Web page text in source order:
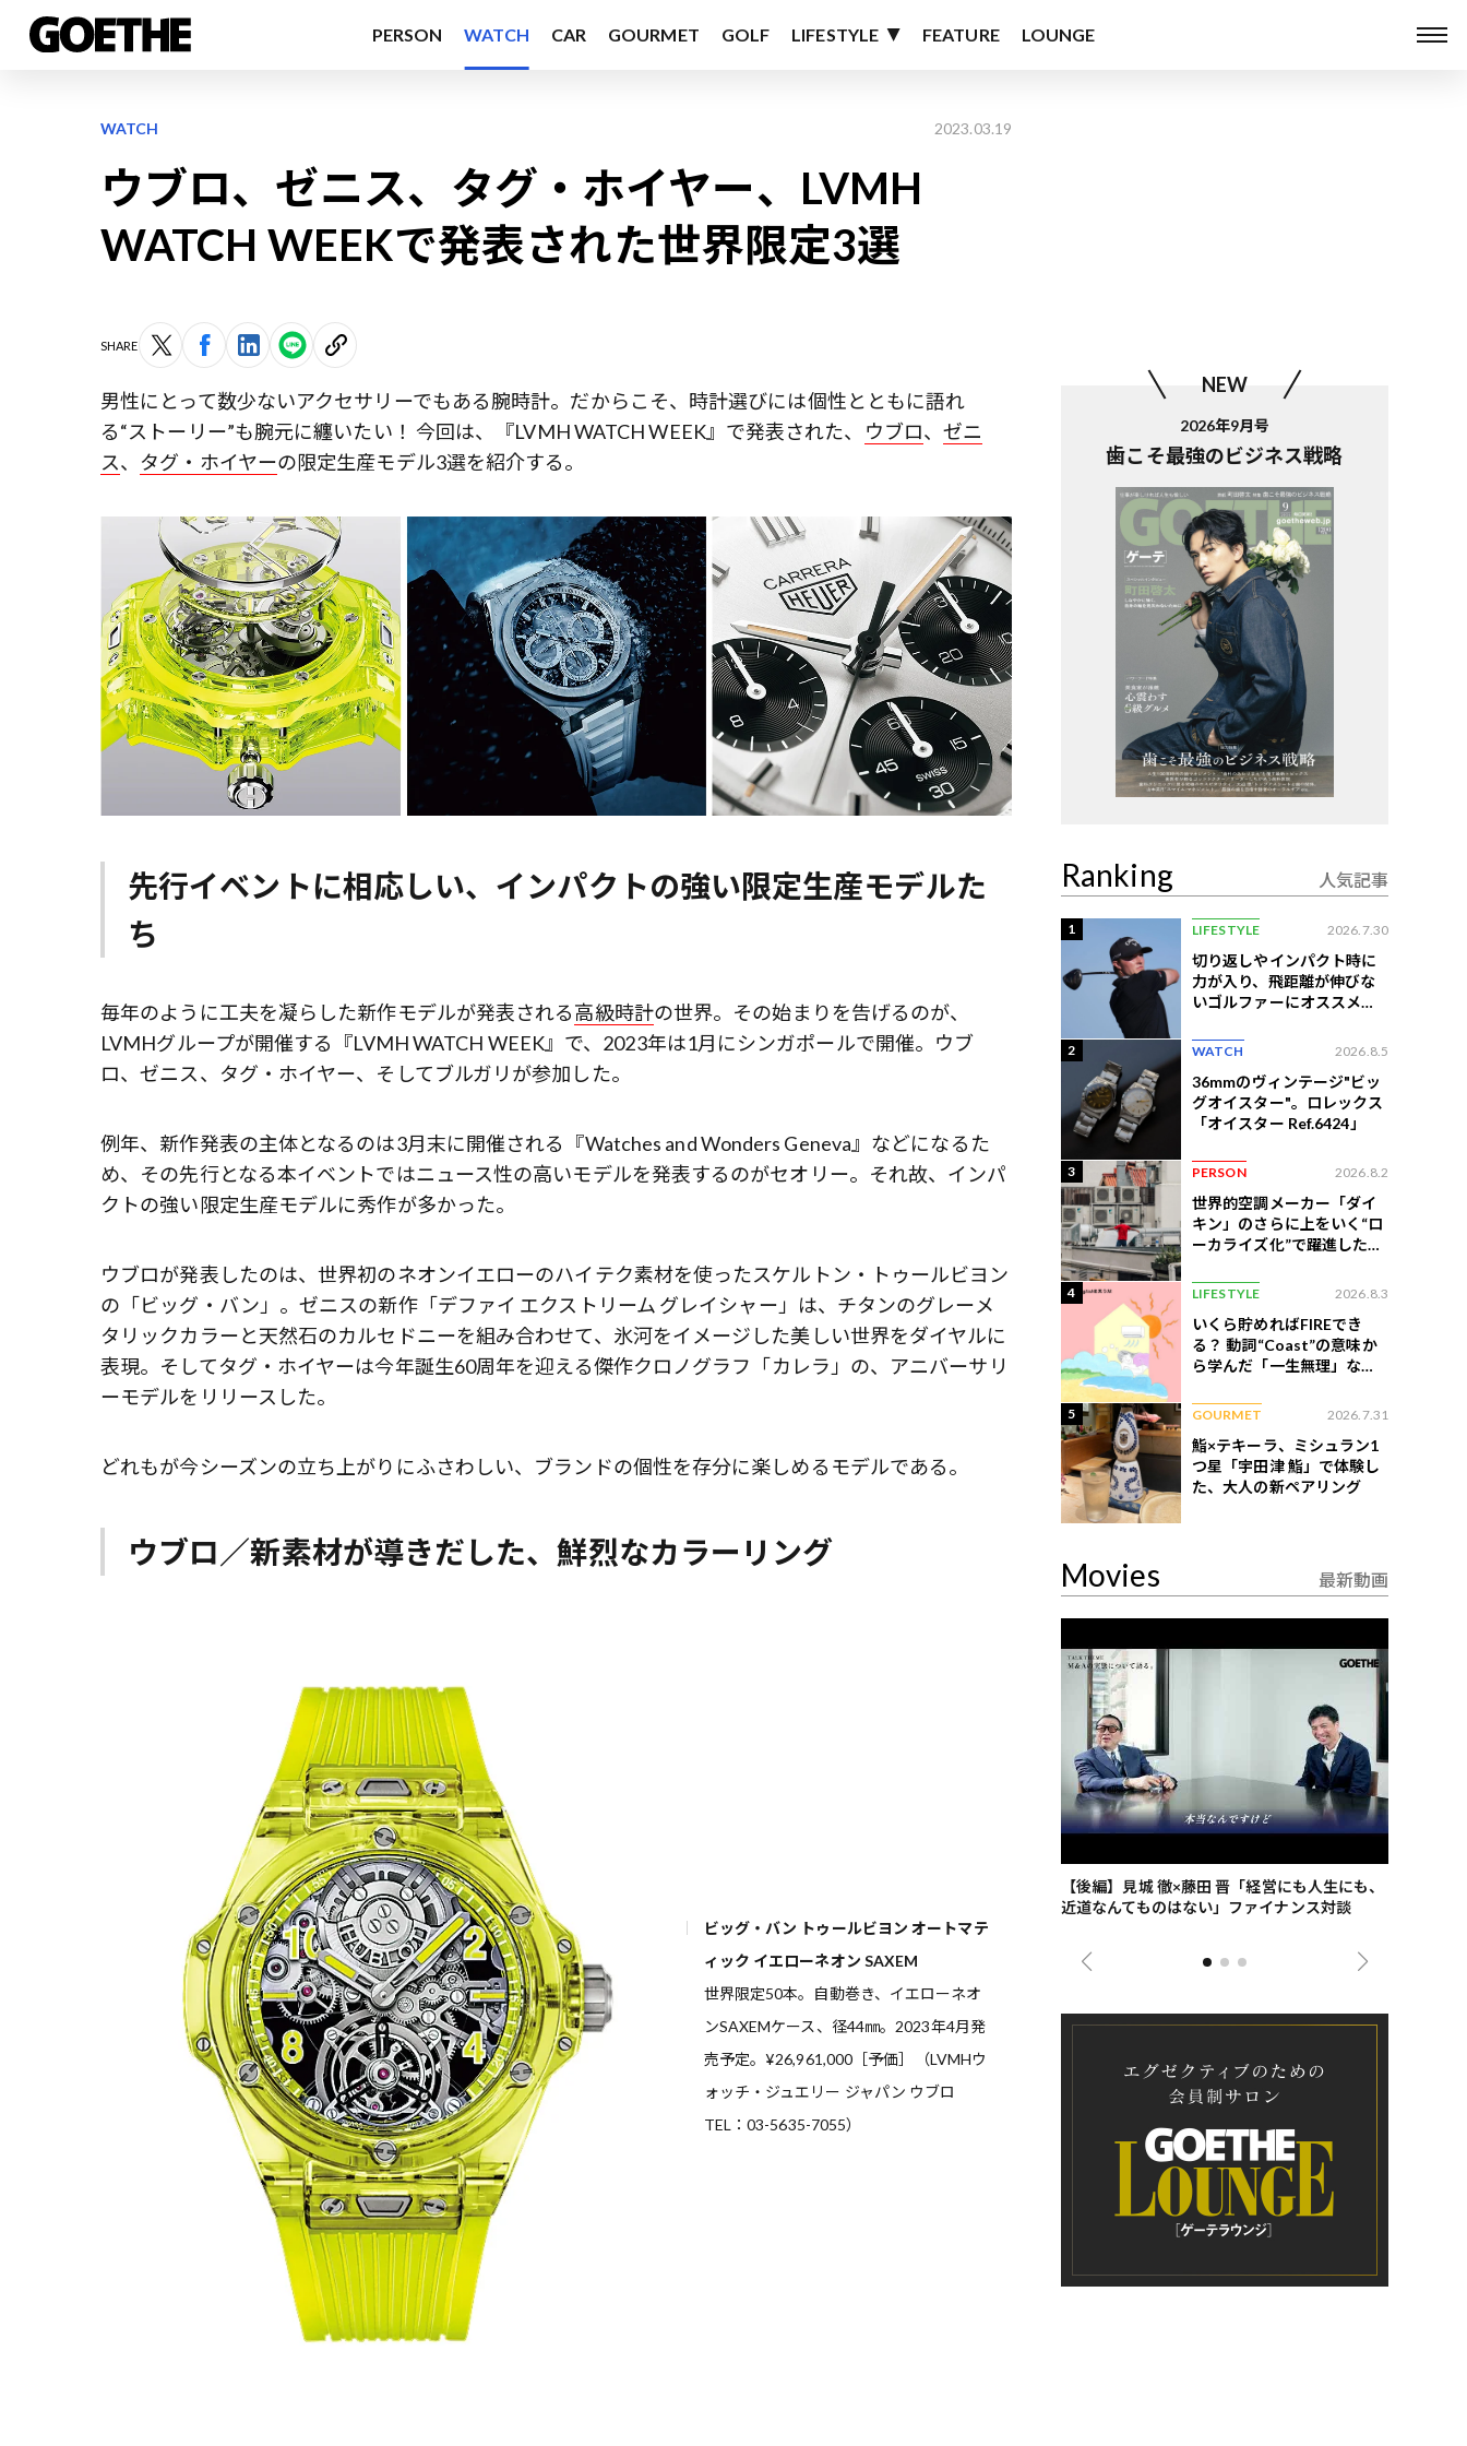
PERSON WATCH CAR GOURMET GOLF LIFESTYLE FEATURE LOUNGE
WATCH 2023.03.19
ウブロ、ゼニス、タグ・ホイヤー、LVMH
WATCH WEEKで発表された世界限定3選
SHARE
男性にとって数少ないアクセサリーでもある腕時計。だからこそ、時計選びには個性とともに語れ
る“ストーリー”も腕元に纏いたい！ 今回は、『LVMH WATCH WEEK』で発表された、
ウブロ、ゼニ
ス、 タグ・ホイヤーの限定生産モデル3選を紹介する。
先行イベントに相応しい、インパクトの強い限定生産モデルた
ち
毎年のように工夫を凝らした新作モデルが発表される高級時計の世界。その始まりを告げるのが、
LVMHグループが開催する『LVMH WATCH WEEK』で、2023年は1月にシンガポールで開催。ウブ
ロ、ゼニス、タグ・ホイヤー、そしてブルガリが参加した。
例年、新作発表の主体となるのは3月末に開催される『Watches and Wonders Geneva』などになるた
め、その先行となる本イベントではニュース性の高いモデルを発表するのがセオリー。それ故、インパ
クトの強い限定生産モデルに秀作が多かった。
ウブロが発表したのは、世界初のネオンイエローのハイテク素材を使ったスケルトン・トゥールビヨン
の「ビッグ・バン」。ゼニスの新作「デファイ エクストリーム グレイシャー」は、チタンのグレーメ
タリックカラーと天然石のカルセドニーを組み合わせて、氷河をイメージした美しい世界をダイヤルに
表現。そしてタグ・ホイヤーは今年誕生60周年を迎える傑作クロノグラフ「カレラ」の、アニバーサリ
ーモデルをリリースした。
どれもが今シーズンの立ち上がりにふさわしい、ブランドの個性を存分に楽しめるモデルである。
ウブロ／新素材が導きだした、鮮烈なカラーリング
ビッグ・バン トゥールビヨン オートマテ
ィック イエローネオン SAXEM
世界限定50本。自動巻き、イエローネオ
ンSAXEMケース、径44㎜。2023年4月発
売予定。¥26,961,000［予価］（LVMHウ
ォッチ・ジュエリー ジャパン ウブロ
TEL：03-5635-7055）
NEW
2026年9月号
歯こそ最強のビジネス戦略
Ranking 人気記事
1 LIFESTYLE 2026.7.30
切り返しやインパクト時に
力が入り、飛距離が伸びな
いゴルファーにオススメの
2 WATCH 2026.8.5
36mmのヴィンテージ"ビッ
グオイスター"。ロレックス
「オイスター Ref.6424」
3 PERSON 2026.8.2
世界的空調メーカー「ダイ
キン」のさらに上をいく“ロ
ーカライズ化”で躍進したイ
4 LIFESTYLE 2026.8.3
いくら貯めればFIREでき
る？ 動詞“Coast”の意味か
ら学んだ「一生無理」な切
5 GOURMET 2026.7.31
鮨×テキーラ、ミシュラン1
つ星「宇田津 鮨」で体験し
た、大人の新ペアリング
Movies 最新動画
【後編】見城 徹×藤田 晋「経営にも人生にも、
近道なんてものはない」ファイナンス対談